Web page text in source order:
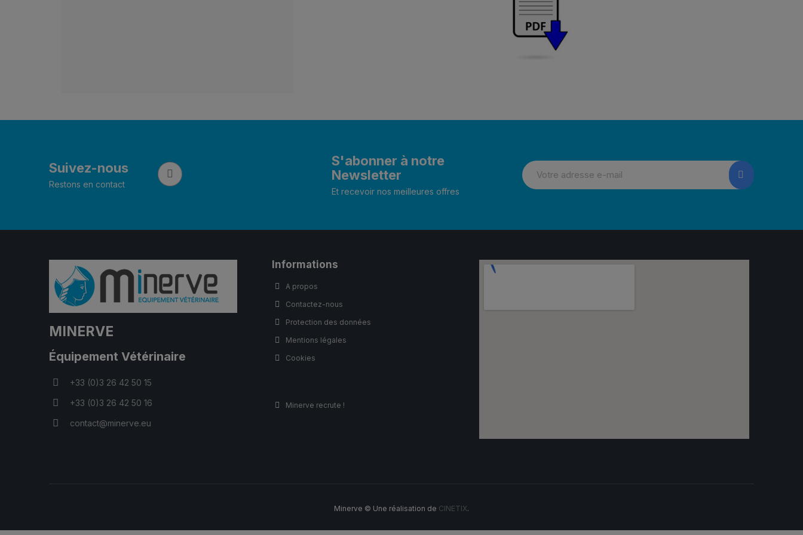
Suivez-nous
Restons en contact
S'abonner à notre
Newsletter
Et recevoir nos meilleures offres
MINERVE
Équipement Vétérinaire
+33 (0)3 26 42 50 15
+33 (0)3 26 42 50 16
contact@minerve.eu
Informations
A propos
Contactez-nous
Protection des données
Mentions légales
Cookies
Minerve recrute !
Minerve © Une réalisation de CINETIX.